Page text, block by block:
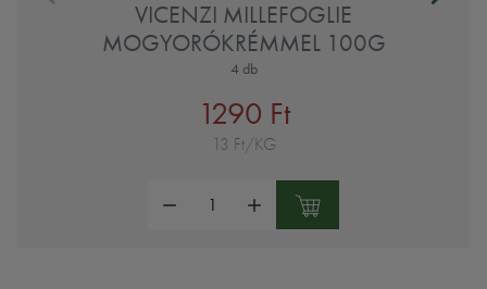
VICENZI MILLEFOGLIE
MOGYORÓKRÉMMEL 100G
4 db
1290 Ft
13 Ft/KG